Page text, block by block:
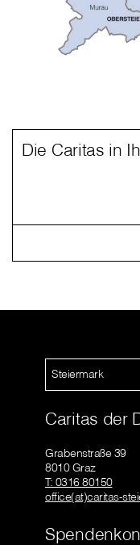
Die Caritas in
Steiermark
Caritas der
Grabenstraße 39
8010 Graz
T: 0316 80150
office(at)caritas-